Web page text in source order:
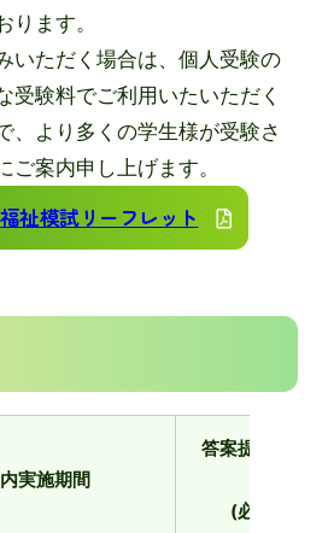
ります。
いただく場合は、個人受験の
受験料でご利用いたいただく
、より多くの学生様が受験さ
ご案内申し上げます。
祉模試リーフレット
実施期間
答案提出締切
(必着)